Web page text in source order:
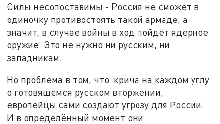
Силы несопоставимы - Россия не сможет в
одиночку противостоять такой армаде, а
значит, в случае войны в ход пойдёт ядерное
оружие. Это не нужно ни русским, ни
западникам.
Но проблема в том, что, крича на каждом углу
о готовящемся русском вторжении,
европейцы сами создают угрозу для России.
И в определённый момент они